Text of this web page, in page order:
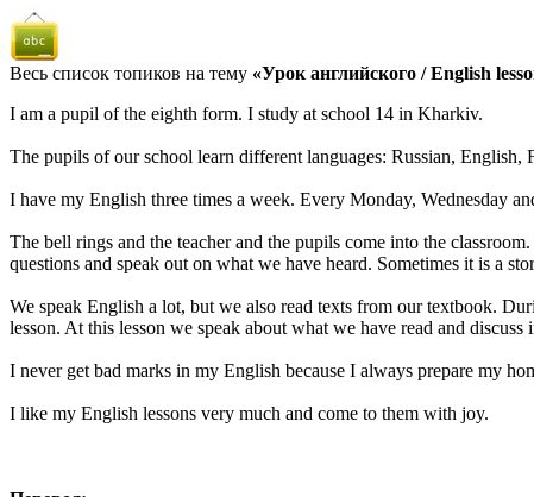
Весь список топиков на тему «Урок английского / English
I am a pupil of the eighth form. I study at school 14 in Kharkiv.
The pupils of our school learn different languages: Russian, English,
I have my English three times a week. Every Monday, Wednesday
The bell rings and the teacher and the pupils come into the
questions and speak out on what we have heard. Sometimes it is a
We speak English a lot, but we also read texts from our textbook.
lesson. At this lesson we speak about what we have read and
I never get bad marks in my English because I always prepare my
I like my English lessons very much and come to them with joy.